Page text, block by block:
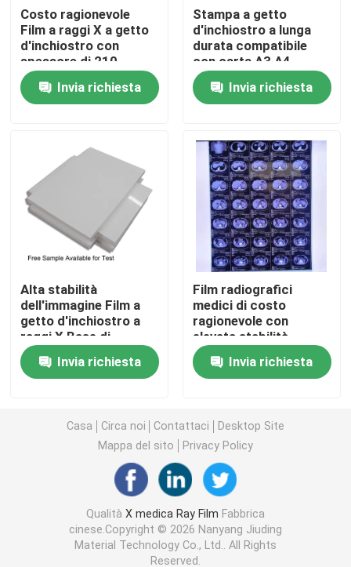
Contattaci
notizie
Tutti i casi
X medica Ray Film
Getto di inchiostro X Ray Film
Laser X Ray Film
Film asciutto medico
Lastra radioscopica dell'ANIMALE DOMESTICO
carta della foto del rc
Film del trasferimento di calore
Costo ragionevole
Film a raggi X a getto
d'inchiostro con
spessore di 210
micron Film blu Ideale
per radiografie
mediche e industriali
Invia richiesta
Stampa a getto
d'inchiostro a lunga
durata compatibile
con carta A3 A4
13X17 A3 Plus, che
offre una durata di
stampa superiore
Invia richiesta
Alta stabilità
dell'immagine Film a
getto d'inchiostro a
raggi X Base di
pellicola PET Prezzo
ragionevole
Progettato per
industriale
Invia richiesta
Film radiografici
medici di costo
ragionevole con
elevata stabilità
dell'immagine che
forniscono immagini
diagnostiche mediche
Invia richiesta
Casa Circa noi Contattaci
Desktop Site
Mappa del sito
Privacy Policy
Qualità X medica Ray Film Fabbrica
cinese.Copyright © 2026 Nanyang Jiuding
Material Technology Co., Ltd.. All Rights
Reserved.